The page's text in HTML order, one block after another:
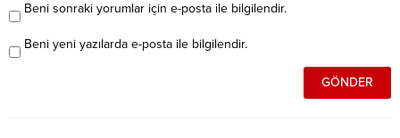
Beni sonraki yorumlar için e-posta ile bilgilendir.
Beni yeni yazılarda e-posta ile bilgilendir.